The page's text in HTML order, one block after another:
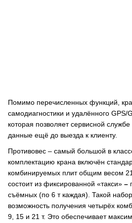
Помимо перечисленных функций,
самодиагностики и удалённого GPS/
которая позволяет сервисной
данные ещё до выезда к клиенту.
Противовес – самый большой в
комплектацию крана включён
комбинируемых плит общим весом
состоит из фиксированной «такси» –
съёмных (по 6 т каждая). Такой
возможность получения четырёх
9, 15 и 21 т. Это обеспечивает